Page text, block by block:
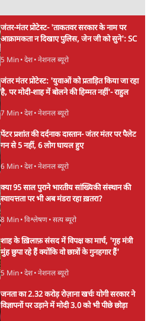
जंतर-मंतर प्रोटेस्ट- 'ताकतवर सरकार के नाम पर
आक्रामकता न दिखाए पुलिस, जेन जी को सुने': SC
5 Min• देश• नेशनल ब्यूरो
जंतर मंतर प्रोटेस्ट: 'युवाओं को प्रताड़ित किया जा रहा
है, पर मोदी-शाह में बोलने की हिम्मत नहीं'- राहुल
7 Min• देश• नेशनल ब्यूरो
पेंटर प्रशांत की दर्दनाक दास्तान- जंतर मंतर पर पैलेट
गन से 5 नहीं, 6 लोग घायल हुए
6 Min• देश• नेशनल ब्यूरो
क्या 95 साल पुराने भारतीय सांख्यिकी संस्थान की
स्वायत्तता पर भी अब मंडरा रहा ख़तरा?
8 Min• विश्लेषण• सत्य ब्यूरो
शाह के ख़िलाफ़ संसद में विपक्ष का मार्च, 'गृह मंत्री
मुंह छुपा रहे हैं क्योंकि वो छात्रों के गुनहगार हैं'
5 Min• देश• नेशनल ब्यूरो
जनता का 2.32 करोड़ रोज़ाना खर्चः योगी सरकार ने
विज्ञापनों पर उड़ाने में मोदी 3.0 को भी पीछे छोड़ा